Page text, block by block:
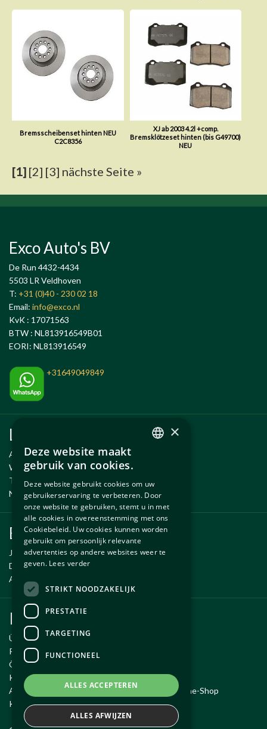
Bremsscheibenset hinten NEU
C2C8356
XJ ab 2003 4.2l +comp.
Bremsklötzeset hinten (bis G49700)
NEU
[1] [2] [3] nächste Seite »
Exco Auto's BV
De Run 4432-4434
5503 LR Veldhoven
T: +31 (0)40 - 230 02 18
Email: info@exco.nl
KvK : 17071563
BTW : NL813916549B01
EORI: NL813916549
+31649049849
Links
Anlässe
Wartung und Reparatur
Temporäre Fahrzeug
Neue und gebrauchte erzsatzteile
Ersatzteile
Jaguar ersatzteile
Daimler ersatzteile
Aston Martin ersatzteile
Kundendienst
Über Autobetrieb Exco
Reiseroute
Öffnungszeiten
Kontakt
Allgemeine Geschäftsbedingungen für den Online-Shop
Kauf widerrufen
×
Deze website maakt
gebruik van cookies.
Deze website gebruikt cookies om uw
gebruikerservaring te verbeteren. Door
onze website te gebruiken, stemt u in met
alle cookies in overeenstemming met ons
Cookiebeleid. Uw cookies kunnen worden
gebruikt om persoonlijk relevante
advertenties op andere websites weer te
geven. Lees verder
STRIKT NOODZAKELIJK
PRESTATIE
TARGETING
FUNCTIONEEL
ALLES ACCEPTEREN
ALLES AFWIJZEN